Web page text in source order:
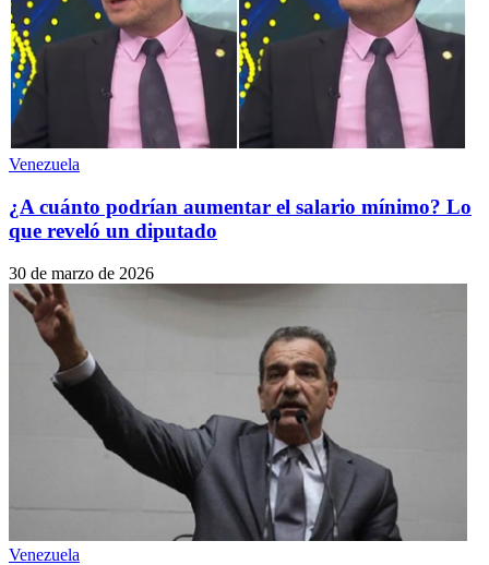
Venezuela
¿A cuánto podrían aumentar el salario mínimo? Lo
que reveló un diputado
30 de marzo de 2026
Venezuela